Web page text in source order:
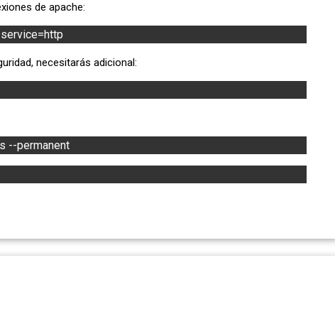
de apache:
necesitarás adicional:
--permanent